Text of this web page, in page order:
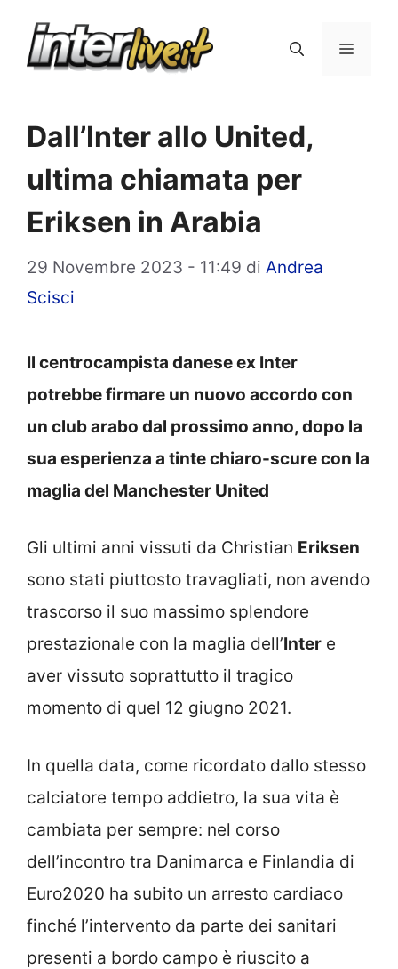
Menu
Dall’Inter allo United,
ultima chiamata per
Eriksen in Arabia
29 Novembre 2023 - 11:49 di Andrea
Scisci
Il centrocampista danese ex Inter
potrebbe firmare un nuovo accordo con
un club arabo dal prossimo anno, dopo la
sua esperienza a tinte chiaro-scure con la
maglia del Manchester United
Gli ultimi anni vissuti da Christian Eriksen
sono stati piuttosto travagliati, non avendo
trascorso il suo massimo splendore
prestazionale con la maglia dell’Inter e
aver vissuto soprattutto il tragico
momento di quel 12 giugno 2021.
In quella data, come ricordato dallo stesso
calciatore tempo addietro, la sua vita è
cambiata per sempre: nel corso
dell’incontro tra Danimarca e Finlandia di
Euro2020 ha subito un arresto cardiaco
finché l’intervento da parte dei sanitari
presenti a bordo campo è riuscito a